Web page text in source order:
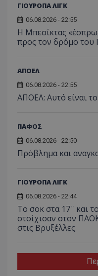
ΓΙΟΥΡΟΠΑ ΛΙΓΚ
06.08.2026 - 22:55
Η Μπεσίκτας
προς τον δρόμο του
ΑΠΟΕΛ
06.08.2026 - 22:55
ΑΠΟΕΛ: Αυτό είναι
ΠΑΦΟΣ
06.08.2026 - 22:50
Πρόβλημα και
ΓΙΟΥΡΟΠΑ ΛΙΓΚ
06.08.2026 - 22:44
Το σοκ στα 17'' και
στοίχισαν στον
στις Βρυξέλλες